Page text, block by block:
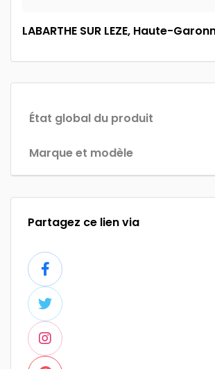
LABARTHE SUR LEZE, Haute-
État global du produit
Marque et modèle
Partagez ce lien via